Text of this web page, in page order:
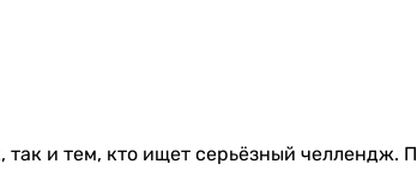
и тем, кто ищет серьёзный челлендж.